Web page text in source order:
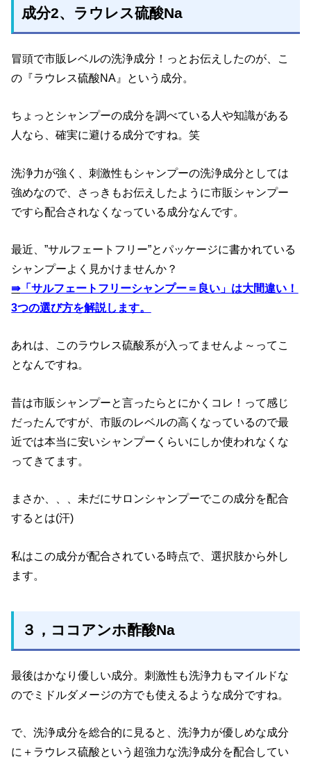
成分2、ラウレス硫酸Na
冒頭で市販レベルの洗浄成分！っとお伝えしたのが、こ
の『ラウレス硫酸NA』という成分。
ちょっとシャンプーの成分を調べている人や知識がある
人なら、確実に避ける成分ですね。笑
洗浄力が強く、刺激性もシャンプーの洗浄成分としては
強めなので、さっきもお伝えしたように市販シャンプー
ですら配合されなくなっている成分なんです。
最近、”サルフェートフリー”とパッケージに書かれている
シャンプーよく見かけませんか？
⇛「サルフェートフリーシャンプー＝良い」は大間違い！
3つの選び方を解説します。
あれは、このラウレス硫酸系が入ってませんよ～ってこ
となんですね。
昔は市販シャンプーと言ったらとにかくコレ！って感じ
だったんですが、市販のレベルの高くなっているので最
近では本当に安いシャンプーくらいにしか使われなくな
ってきてます。
まさか、、、未だにサロンシャンプーでこの成分を配合
するとは(汗)
私はこの成分が配合されている時点で、選択肢から外し
ます。
３，ココアンホ酢酸Na
最後はかなり優しい成分。刺激性も洗浄力もマイルドな
のでミドルダメージの方でも使えるような成分ですね。
で、洗浄成分を総合的に見ると、洗浄力が優しめな成分
に＋ラウレス硫酸という超強力な洗浄成分を配合してい